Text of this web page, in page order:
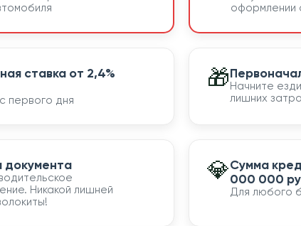
оформлении
ставка от 2,4%
первого дня
🎁Начните
лишних
документа
Никакой лишней
💎Сумма
000 000
Для любого